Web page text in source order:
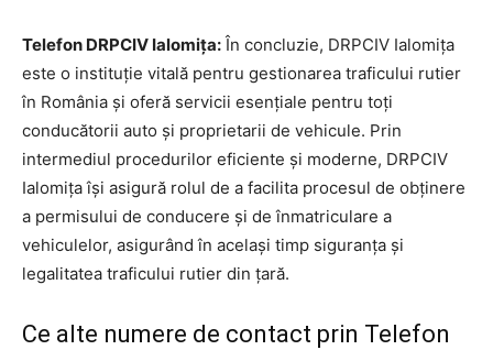
Telefon DRPCIV Ialomița: În concluzie, DRPCIV Ialomița
este o instituție vitală pentru gestionarea traficului rutier
în România și oferă servicii esențiale pentru toți
conducătorii auto și proprietarii de vehicule. Prin
intermediul procedurilor eficiente și moderne, DRPCIV
Ialomița își asigură rolul de a facilita procesul de obținere
a permisului de conducere și de înmatriculare a
vehiculelor, asigurând în același timp siguranța și
legalitatea traficului rutier din țară.
Ce alte numere de contact prin Telefon